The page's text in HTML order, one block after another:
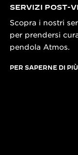
SERVIZI POST-
Scopra i nostri
per prendersi
pendola Atmos.
PER SAPERNE DI PIÙ